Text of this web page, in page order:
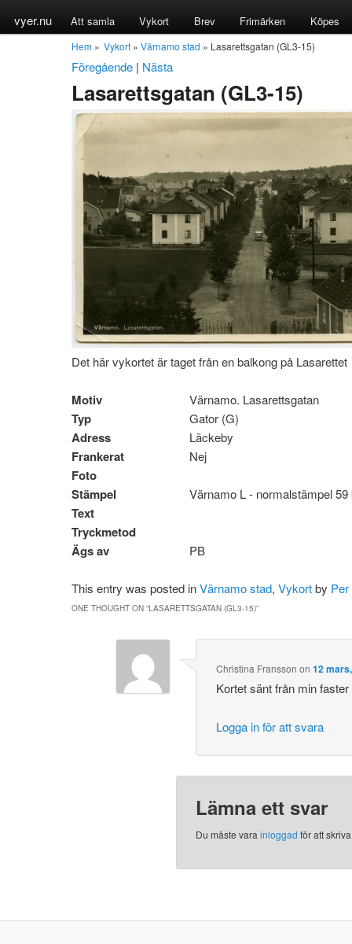
vyer.nu Att samla Vykort Brev Frimärken Köpes
Hem » Vykort » Värnamo stad » Lasarettsgatan (GL3-15)
Föregående | Nästa
Lasarettsgatan (GL3-15)
Det här vykortet är taget från en balkong på Lasarettet
Motiv Värnamo. Lasarettsgatan
Typ Gator (G)
Adress Läckeby
Frankerat Nej
Foto
Stämpel
Värnamo L - normalstämpel
Text
Tryckmetod
Ägs av
PB
This entry was posted inVärnamo stad, Vykortby
ONE THOUGHT ON “LASARETTSGATAN (GL3-15)”
Christina Fransson on 12
Kortet sänt från min
Logga in för att svara
Lämna ett svar
Du måste varainloggad för att